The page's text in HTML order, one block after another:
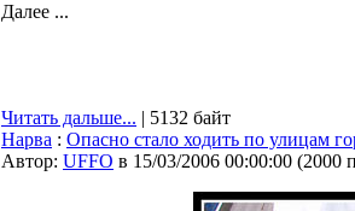
Далее ...
Читать дальше... | 5132 байт
Нарва : Опасно стало ходить по улицам
Автор: UFFO в 15/03/2006 00:00:00 (2000